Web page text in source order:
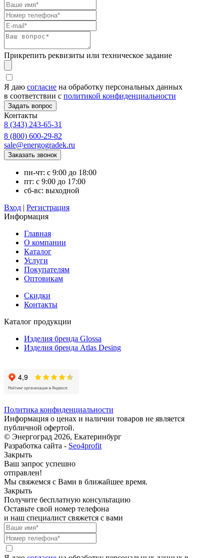
Прикрепить реквизиты или техническое задание
Я даю согласие на обработку персональных данных
в соответствии с политикой конфиденциальности
Контакты
8 (343) 243-65-31
8 (800) 600-29-82
sale@energogradek.ru
пн-чт: с 9:00 до 18:00
пт: с 9:00 до 17:00
сб-вс: выходной
Вход | Регистрация
Информация
Главная
О компании
Каталог
Услуги
Покупателям
Оптовикам
Скидки
Контакты
Каталог продукции
Изделия бренда Glossa
Изделия бренда Atlas Desing
Политика конфиденциальности
Информация о ценах и наличии товаров не является
публичной офертой.
© Энергоград 2026, Екатеринбург
Разработка сайта - Seo4profit
Закрыть
Ваш запрос успешно
отправлен!
Мы свяжемся с Вами в ближайшее время.
Закрыть
Получите бесплатную консультацию
Оставьте свой номер телефона
и наш специалист свяжется с вами